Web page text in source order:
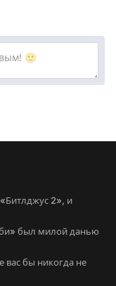
2», и
был милой данью
вас бы никогда не